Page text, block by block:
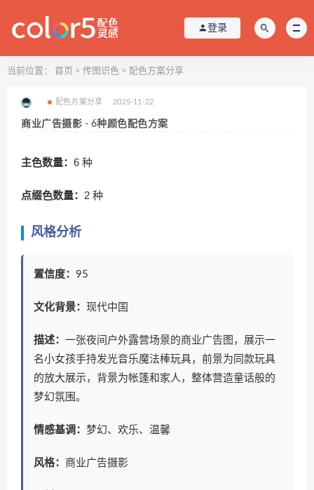
登录
当前位置： 首页 > 传图识色 > 配色方案分享
配色方案分享 2025-11-22
商业广告摄影 - 6种颜色配色方案
主色数量： 6 种
点缀色数量： 2 种
风格分析
置信度： 95
文化背景： 现代中国
描述： 一张夜间户外露营场景的商业广告图，展示一
名小女孩手持发光音乐魔法棒玩具，前景为同款玩具
的放大展示，背景为帐篷和家人，整体营造童话般的
梦幻氛围。
情感基调： 梦幻、欢乐、温馨
风格： 商业广告摄影